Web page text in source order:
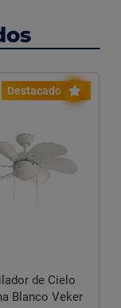
Destacado
de Cielo
Blanco Veker